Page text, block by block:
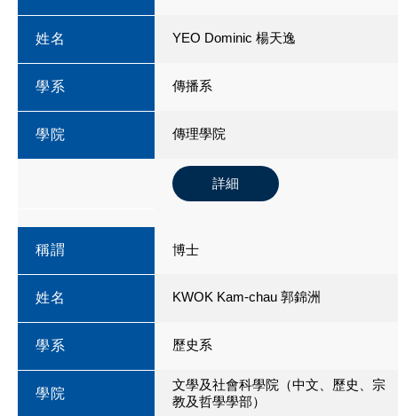
姓名 YEO Dominic 楊天逸
學系 傳播系
學院 傳理學院
詳細
稱謂 博士
姓名 KWOK Kam-chau 郭錦洲
學系 歷史系
學院
文學及社會科學院（中文、歷史、宗
教及哲學學部）